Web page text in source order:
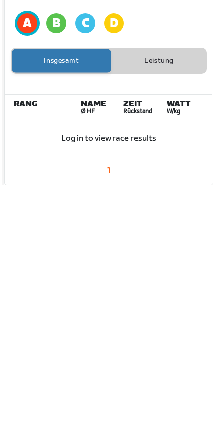
Insgesamt Leistung
RANG NAME
Ø HF
ZEIT
Rückstand
WATT
W/kg
Log in to view race results
1